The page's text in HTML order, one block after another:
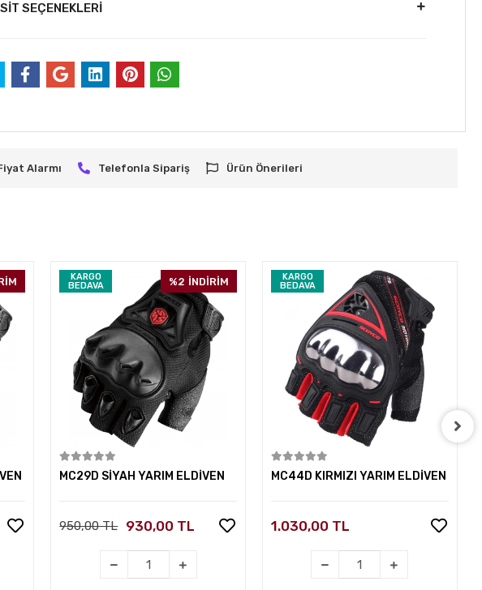
SEÇENEKLERİ
Alarmı Telefonla Sipariş Ürün Önerileri
KARGO
BEDAVA
%2 İNDİRİM
MC29D SİYAH YARIM ELDİVEN
950,00 TL 930,00 TL
KARGO
BEDAVA
MC44D KIRMIZI YARIM ELDİVEN
1.030,00 TL